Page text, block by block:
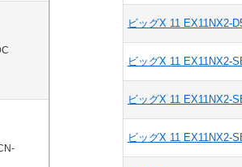
ビッグX 11 EX11NX2-
ビッグX 11 EX11NX2-
ビッグX 11 EX11NX2-
ビッグX 11 EX11NX2-